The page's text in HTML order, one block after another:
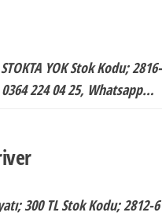
YOK Stok Kodu;
224 04 25, Whatsapp…
300 TL Stok Kodu;